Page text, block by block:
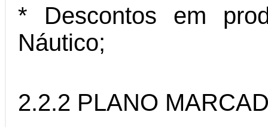
* Descontos em
Náutico;
2.2.2 PLANO